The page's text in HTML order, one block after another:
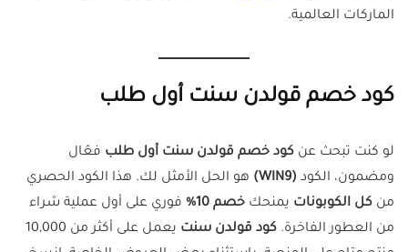
الماركات العالمية.
كود خصم قولدن سنت أول طلب
لو كنت تبحث عن كود خصم قولدن سنت أول طلب فعّال
ومضمون، الكود (WIN9)
هو الحل الأمثل لك. هذا الكود الحصري
من كل الكوبونات يمنحك خصم 10%
فوري على أول عملية شراء
من العطور الفاخرة. كود قولدن سنت
يعمل على أكثر من 10,000